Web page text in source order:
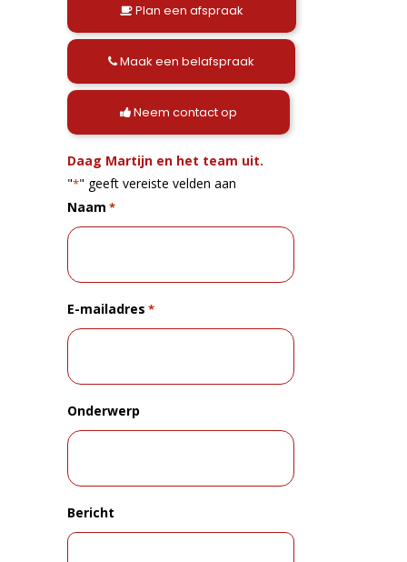
Plan een afspraak
Maak een belafspraak
Neem contact op
Daag Martijn en het team uit.
"*" geeft vereiste velden aan
Naam *
E-mailadres *
Onderwerp
Bericht